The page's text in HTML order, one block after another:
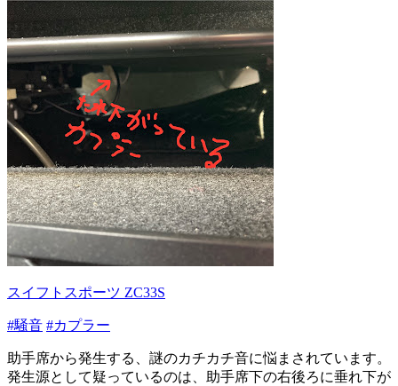
スイフトスポーツ ZC33S
#騒音 #カプラー
助手席から発生する、謎のカチカチ音に悩まされています。
発生源として疑っているのは、助手席下の右後ろに垂れ下が